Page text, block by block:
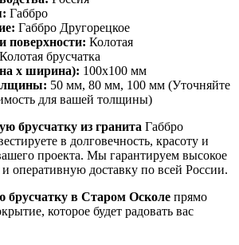
Габбро
Габбро Другорецкое
поверхности: Колотая
Колотая брусчатка
x ширина): 100x100 мм
50 мм, 80 мм, 100 мм (Уточняйте
для вашей толщины)
брусчатку из гранита Габбро
в долговечность, красоту и
проекта. Мы гарантируем высокое
оперативную доставку по всей России.
брусчатку в Старом Осколе прямо
которое будет радовать вас